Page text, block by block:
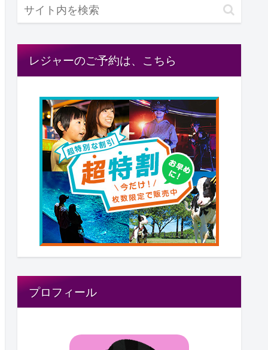
レジャーのご予約は、こちら
プロフィール